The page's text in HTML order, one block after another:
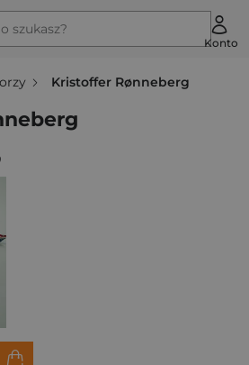
szukasz?
Konto
Kristoffer Rønneberg